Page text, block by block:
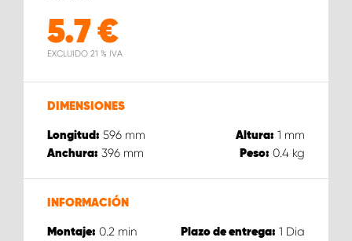
5.7€
EXCLUIDO 21 % IVA
DIMENSIONES
Longitud: 596 mm Altura: 1 mm
Anchura: 396 mm Peso: 0.4 kg
INFORMACIÓN
Montaje: 0.2 min Plazo de entrega: 1 Dia